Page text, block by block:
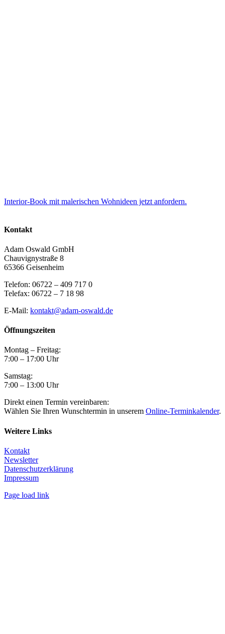
Interior-Book mit malerischen Wohnideen jetzt anfordern.
Kontakt
Adam Oswald GmbH
Chauvignystraße 8
65366 Geisenheim
Telefon: 06722 – 409 717 0
Telefax: 06722 – 7 18 98
E-Mail: kontakt@adam-oswald.de
Öffnungszeiten
Montag – Freitag:
7:00 – 17:00 Uhr
Samstag:
7:00 – 13:00 Uhr
Direkt einen Termin vereinbaren:
Wählen Sie Ihren Wunschtermin in unserem Online-Terminkalender.
Weitere Links
Kontakt
Newsletter
Datenschutzerklärung
Impressum
Page load link